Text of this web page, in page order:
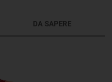
DA SAPERE